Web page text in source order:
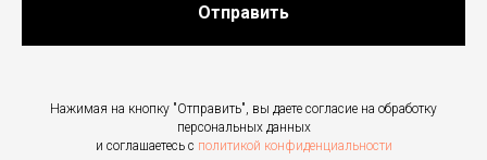
Отправить
Нажимая на кнопку "Отправить", вы даете согласие на обработку
персональных данных
и соглашаетесь c политикой конфиденциальности